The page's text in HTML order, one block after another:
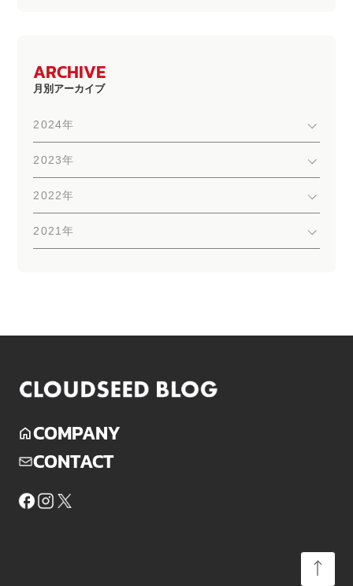
ARCHIVE
月別アーカイブ
2024年
2023年
2022年
2021年
COMPANY
CONTACT